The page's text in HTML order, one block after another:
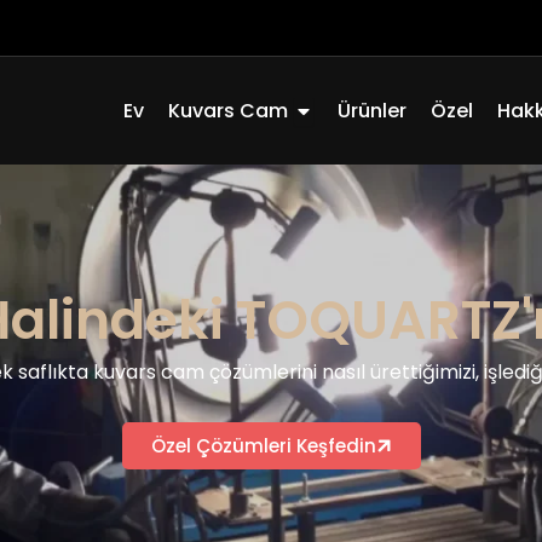
Ev Kuvars Cam Açık Quartz Glass
Ürünler Özel
saflıkta kuvars cam çözümlerini nasıl ürettiğimizi,
Özel Çözümleri Keşfedin